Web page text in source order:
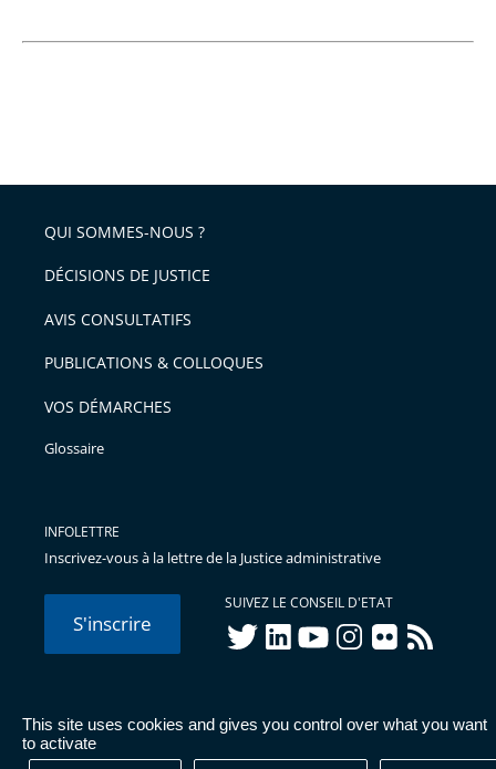
This site uses cookies and gives you control over what you want
to activate
QUI SOMMES-NOUS ?
DÉCISIONS DE JUSTICE
AVIS CONSULTATIFS
PUBLICATIONS & COLLOQUES
VOS DÉMARCHES
Glossaire
INFOLETTRE
Inscrivez-vous à la lettre de la Justice administrative
S'inscrire
SUIVEZ LE CONSEIL D'ETAT
twitterlinkedInyoutubeinstagram
flickr rss
© Conseil d'État 2026 - Mentions légales
Données
personnelles-Publications administratives-Accessibilité :